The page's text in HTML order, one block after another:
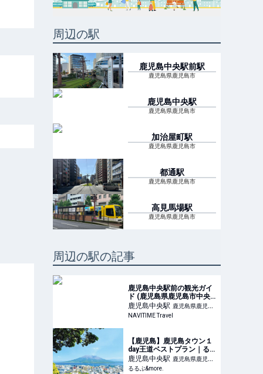
周辺の駅
鹿児島中央駅前駅
鹿児島県鹿児島市
鹿児島中央駅
鹿児島県鹿児島市
加治屋町駅
鹿児島県鹿児島市
都通駅
鹿児島県鹿児島市
高見馬場駅
鹿児島県鹿児島市
周辺の駅の記事
鹿児島中央駅前の観光ガイ
ド (鹿児島県鹿児島市中央
町1-1)| NAVITIME Travel
鹿児島中央駅 鹿児島県鹿児島
市
NAVITIME Travel
【鹿児島】鹿児島タウン１
day王道ベストプラン｜る
るぶ&more.
鹿児島中央駅 鹿児島県鹿児島
市
るるぶ&more.